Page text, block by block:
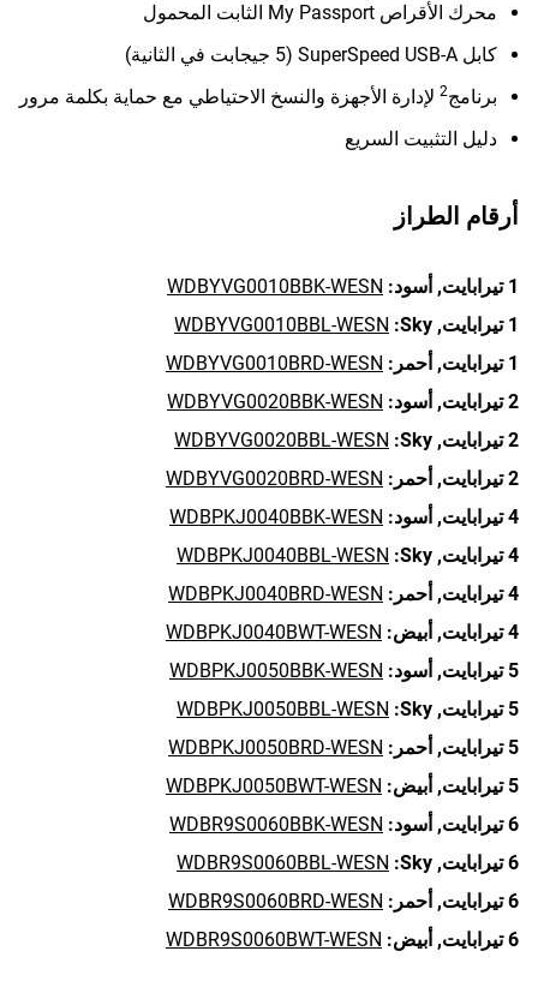
محرك الأقراص My Passport الثابت المحمول
كابل SuperSpeed USB-A (5 جيجابت في الثانية)
برنامج2 لإدارة الأجهزة والنسخ الاحتياطي مع حماية بكلمة مرور
دليل التثبيت السريع
أرقام الطراز
1 تيرابايت, أسود: WDBYVG0010BBK-WESN
1 تيرابايت,
Sky:
WDBYVG0010BBL-WESN
1 تيرابايت,
أحمر: WDBYVG0010BRD-WESN
2 تيرابايت,
أسود: WDBYVG0020BBK-WESN
2 تيرابايت,
Sky:
WDBYVG0020BBL-WESN
2 تيرابايت,
أحمر: WDBYVG0020BRD-WESN
4 تيرابايت,
أسود: WDBPKJ0040BBK-WESN
4 تيرابايت,
Sky:
WDBPKJ0040BBL-WESN
4 تيرابايت,
أحمر: WDBPKJ0040BRD-WESN
4 تيرابايت,
أبيض: WDBPKJ0040BWT-WESN
5 تيرابايت,
أسود: WDBPKJ0050BBK-WESN
5 تيرابايت,
Sky:
WDBPKJ0050BBL-WESN
5 تيرابايت,
أحمر: WDBPKJ0050BRD-WESN
5 تيرابايت,
أبيض: WDBPKJ0050BWT-WESN
6 تيرابايت,
أسود: WDBR9S0060BBK-WESN
6 تيرابايت,
Sky:
WDBR9S0060BBL-WESN
6 تيرابايت,
أحمر: WDBR9S0060BRD-WESN
6 تيرابايت,
أبيض: WDBR9S0060BWT-WESN